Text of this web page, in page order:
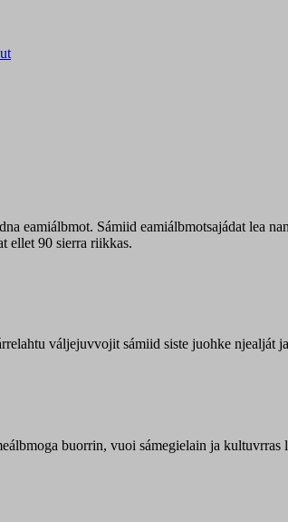
eamiálbmot. Sámiid eamiálbmotsajádat lea
ellet 90 sierra riikkas.
váljejuvvojit sámiid siste juohke
buorrin, vuoi sámegielain ja